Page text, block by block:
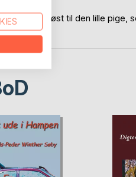
bragte de trøst til den lille pige,